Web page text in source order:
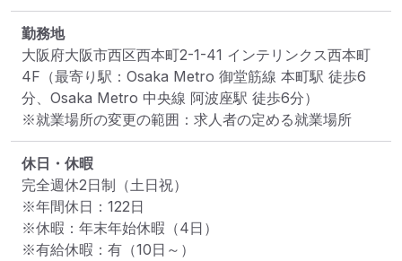
勤務地
大阪府大阪市西区西本町2-1-41 インテリンクス西本町
4F （最寄り駅：Osaka Metro 御堂筋線 本町駅 徒歩6
分、Osaka Metro 中央線 阿波座駅 徒歩6分）
※就業場所の変更の範囲：求人者の定める就業場所
休日・休暇
完全週休2日制（土日祝）
※年間休日：122日
※休暇：年末年始休暇（4日）
※有給休暇：有（10日～）